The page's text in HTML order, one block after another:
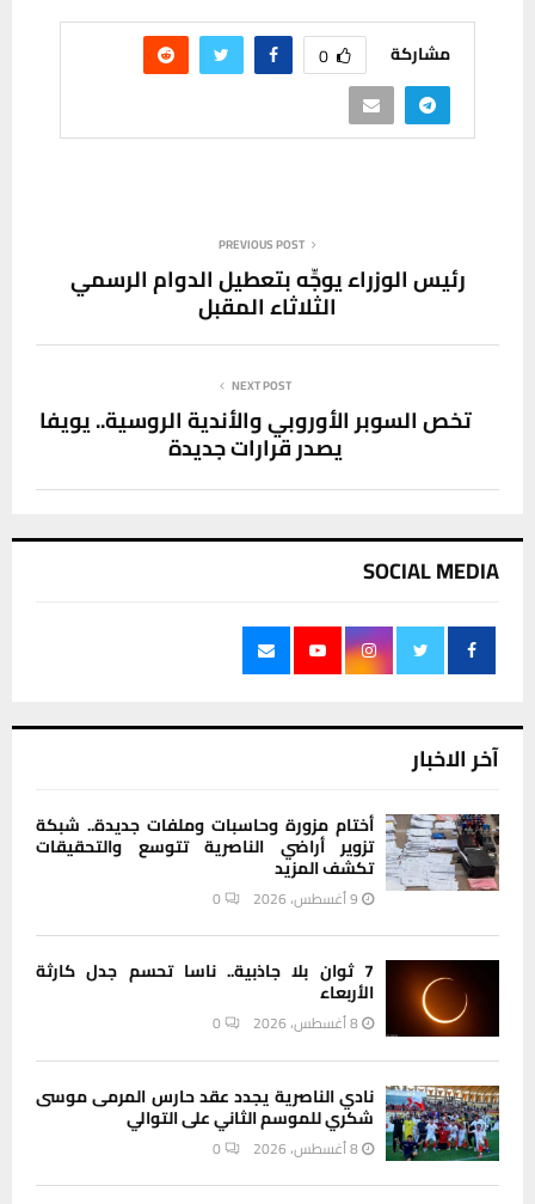
مشاركة 0
PREVIOUS POST
‏رئيس الوزراء يوجِّه بتعطيل الدوام الرسمي
الثلاثاء المقبل‏
NEXT POST
تخص السوبر الأوروبي والأندية الروسية.. يويفا
يصدر قرارات جديدة
SOCIAL MEDIA
آخر الاخبار
أختام مزورة وحاسبات وملفات جديدة.. شبكة
تزوير أراضي الناصرية تتوسع والتحقيقات
تكشف المزيد
9 أغسطس، 2026 0
7 ثوان بلا جاذبية.. ناسا تحسم جدل كارثة
الأربعاء
8 أغسطس، 2026 0
نادي الناصرية يجدد عقد حارس المرمى موسى
شكري للموسم الثاني على التوالي
8 أغسطس، 2026 0